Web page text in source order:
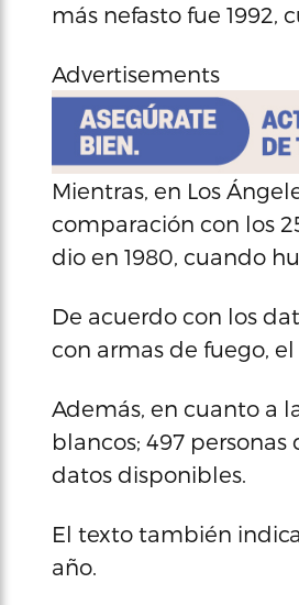
más nefasto fue 1992,
Advertisements
Mientras, en Los
comparación con los
dio en 1980, cuando
De acuerdo con los
con armas de fuego,
Además, en cuanto a
blancos; 497 personas
datos disponibles.
El texto también indica
año.